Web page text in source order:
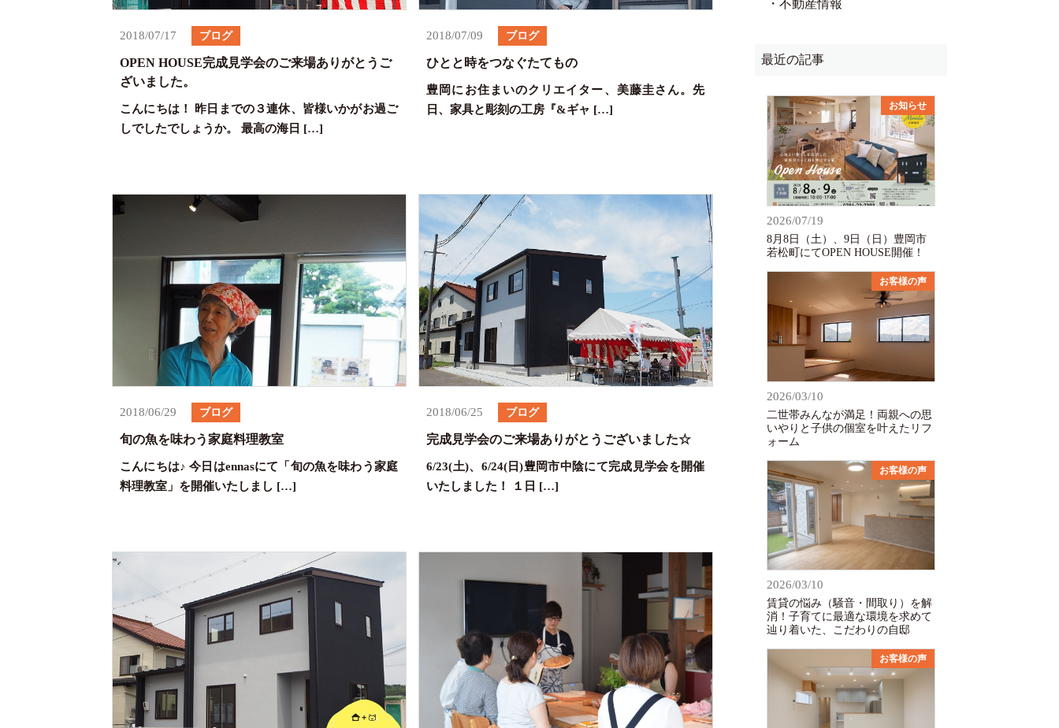
2018/07/17 ブログ
OPEN HOUSE完成見学会のご来場ありがとうご
ざいました。
こんにちは！ 昨日までの３連休、皆様いかがお過ご
しでしたでしょうか。 最高の海日 […]
2018/07/09 ブログ
ひとと時をつなぐたてもの
豊岡にお住まいのクリエイター、美藤圭さん。先
日、家具と彫刻の工房『&ギャ […]
2018/06/29 ブログ
旬の魚を味わう家庭料理教室
こんにちは♪ 今日はennasにて「旬の魚を味わう家庭
料理教室」を開催いたしまし […]
2018/06/25 ブログ
完成見学会のご来場ありがとうございました☆
6/23(土)、6/24(日)豊岡市中陰にて完成見学会を開催
いたしました！ １日 […]
・不動産情報
最近の記事
お知らせ
2026/07/19
8月8日（土）、9日（日）豊岡市
若松町にてOPEN HOUSE開催！
お客様の声
2026/03/10
二世帯みんなが満足！両親への思
いやりと子供の個室を叶えたリフ
ォーム
お客様の声
2026/03/10
賃貸の悩み（騒音・間取り）を解
消！子育てに最適な環境を求めて
辿り着いた、こだわりの自邸
お客様の声